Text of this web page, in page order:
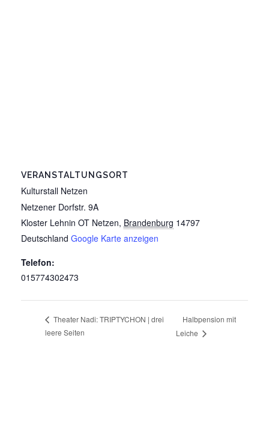
VERANSTALTUNGSORT
Kulturstall Netzen
Netzener Dorfstr. 9A
Kloster Lehnin OT Netzen, Brandenburg 14797
Deutschland Google Karte anzeigen
Telefon:
015774302473
Theater Nadi: TRIPTYCHON | drei
leere Seiten
Halbpension mit
Leiche